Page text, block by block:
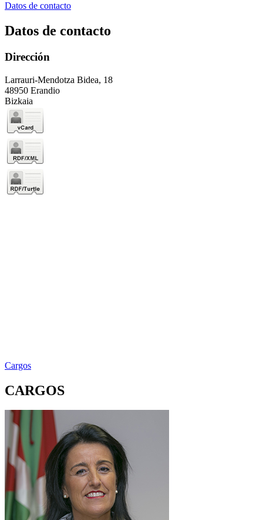
Datos de contacto
Datos de contacto
Dirección
Larrauri-Mendotza Bidea, 18
48950 Erandio
Bizkaia
Cargos
CARGOS